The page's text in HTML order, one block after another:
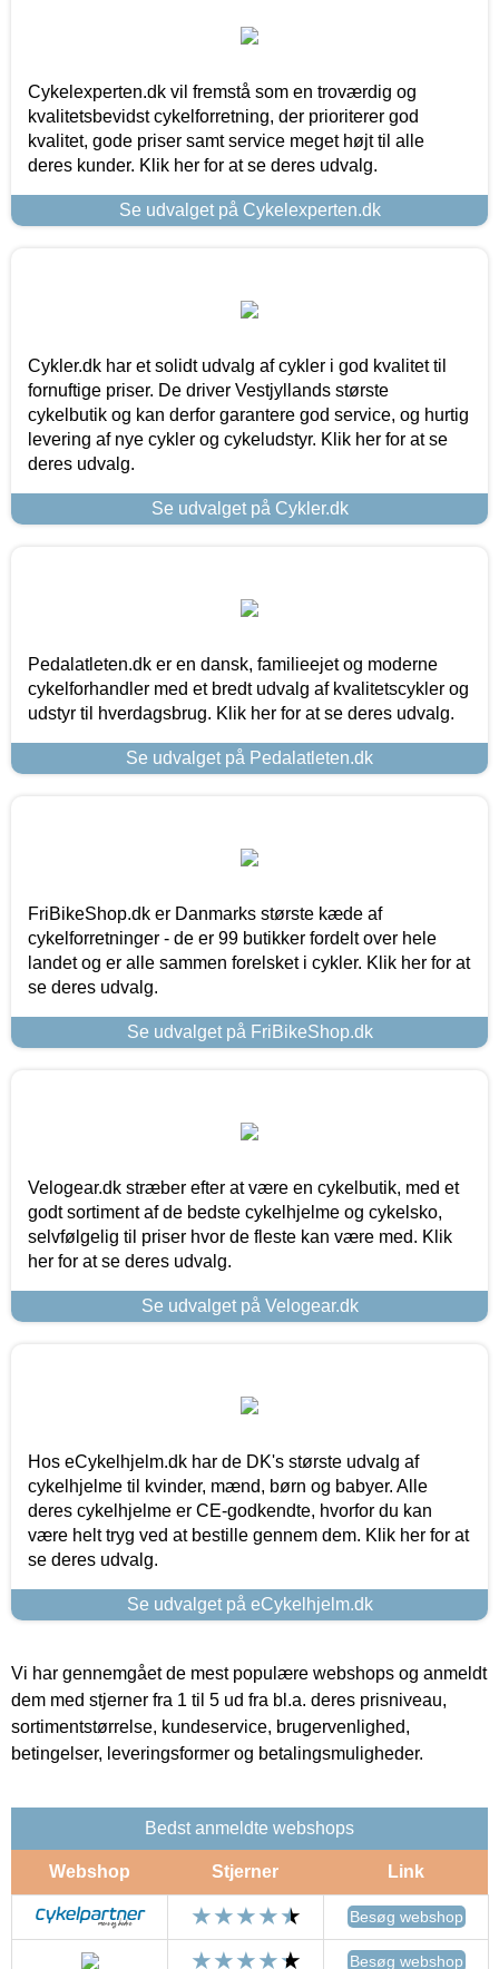
Cykelexperten.dk vil fremstå som en troværdig og
kvalitetsbevidst cykelforretning, der prioriterer god
kvalitet, gode priser samt service meget højt til alle
deres kunder. Klik her for at se deres udvalg.
Se udvalget på Cykelexperten.dk
Cykler.dk har et solidt udvalg af cykler i god kvalitet til
fornuftige priser. De driver Vestjyllands største
cykelbutik og kan derfor garantere god service, og hurtig
levering af nye cykler og cykeludstyr. Klik her for at se
deres udvalg.
Se udvalget på Cykler.dk
Pedalatleten.dk er en dansk, familieejet og moderne
cykelforhandler med et bredt udvalg af kvalitetscykler og
udstyr til hverdagsbrug. Klik her for at se deres udvalg.
Se udvalget på Pedalatleten.dk
FriBikeShop.dk er Danmarks største kæde af
cykelforretninger - de er 99 butikker fordelt over hele
landet og er alle sammen forelsket i cykler. Klik her for at
se deres udvalg.
Se udvalget på FriBikeShop.dk
Velogear.dk stræber efter at være en cykelbutik, med et
godt sortiment af de bedste cykelhjelme og cykelsko,
selvfølgelig til priser hvor de fleste kan være med. Klik
her for at se deres udvalg.
Se udvalget på Velogear.dk
Hos eCykelhjelm.dk har de DK's største udvalg af
cykelhjelme til kvinder, mænd, børn og babyer. Alle
deres cykelhjelme er CE-godkendte, hvorfor du kan
være helt tryg ved at bestille gennem dem. Klik her for at
se deres udvalg.
Se udvalget på eCykelhjelm.dk
Vi har gennemgået de mest populære webshops og anmeldt
dem med stjerner fra 1 til 5 ud fra bl.a. deres prisniveau,
sortimentstørrelse, kundeservice, brugervenlighed,
betingelser, leveringsformer og betalingsmuligheder.
Bedst anmeldte webshops
Webshop Stjerner Link
Besøg webshop
Besøg webshop